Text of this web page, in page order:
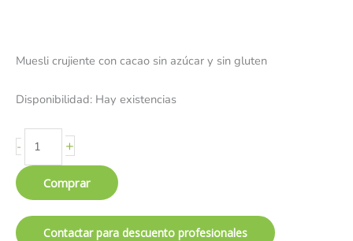
Muesli crujiente con cacao sin azúcar y sin gluten
Disponibilidad: Hay existencias
- +
Comprar
Contactar para descuento profesionales